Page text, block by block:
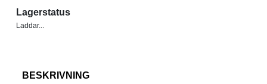
Lagerstatus
Laddar...
BESKRIVNING